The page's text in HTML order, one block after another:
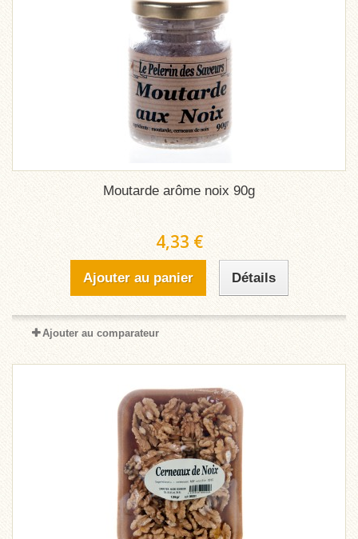
Moutarde arôme noix 90g
4,33 €
Ajouter au panier Détails
Ajouter au comparateur